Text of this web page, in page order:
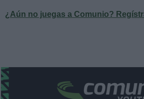
¿Aún no juegas a Comunio?